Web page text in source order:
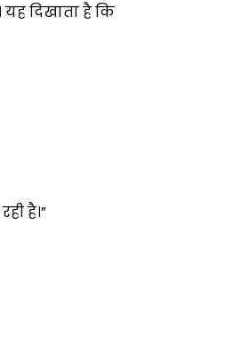
दिखाता है कि
है।”